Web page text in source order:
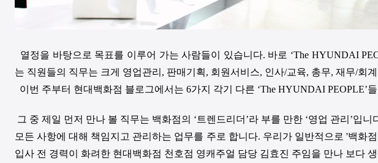
열정을 바탕으로 목표를 이루어 가는 사람들이 있습니다. 바로 ‘The HYUNDAI
는 직원들의 직무는 크게 영업관리, 판매기획, 회원서비스, 인사/교육, 총무, 재무/회
이번 주부터 현대백화점 블로그에서는 6가지 각기 다른 ‘The HYUNDAI PEOPLE’
그 중 제일 먼저 만나 볼 직무는 백화점의 ‘트렌드리더’라 부를 만한 ‘영업 관리’입
모든 사항에 대해 책임지고 관리하는 업무를 주로 합니다. 우리가 일반적으로 '백화
입사 전 경력이 화려한 현대백화점 천호점 영캐주얼 담당 김효진 주임을 만나 보다